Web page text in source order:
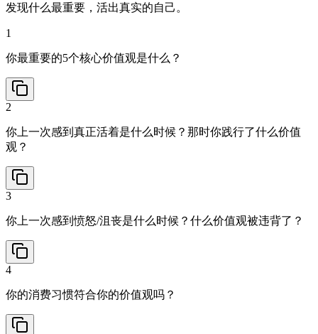
发现什么最重要，活出真实的自己。
1
你最重要的5个核心价值观是什么？
2
你上一次感到真正活着是什么时候？那时你践行了什么价值
观？
3
你上一次感到愤怒/沮丧是什么时候？什么价值观被违背了？
4
你的消费习惯符合你的价值观吗？